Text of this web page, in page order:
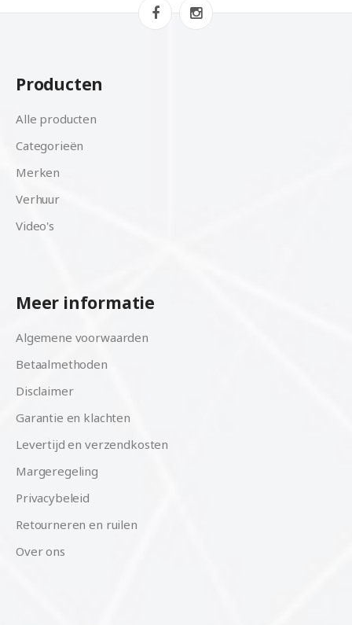
Producten
Alle producten
Categorieën
Merken
Verhuur
Video's
Meer informatie
Algemene voorwaarden
Betaalmethoden
Disclaimer
Garantie en klachten
Levertijd en verzendkosten
Margeregeling
Privacybeleid
Retourneren en ruilen
Over ons